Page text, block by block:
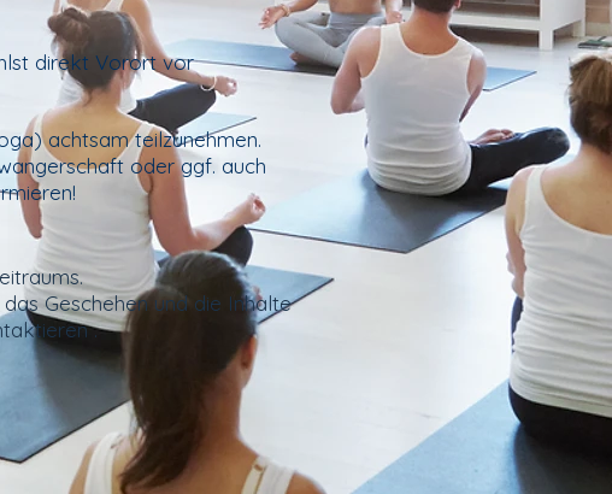
direkt Vorort vor
achtsam teilzunehmen.
oder ggf. auch
Geschehen und die Inhalte
.